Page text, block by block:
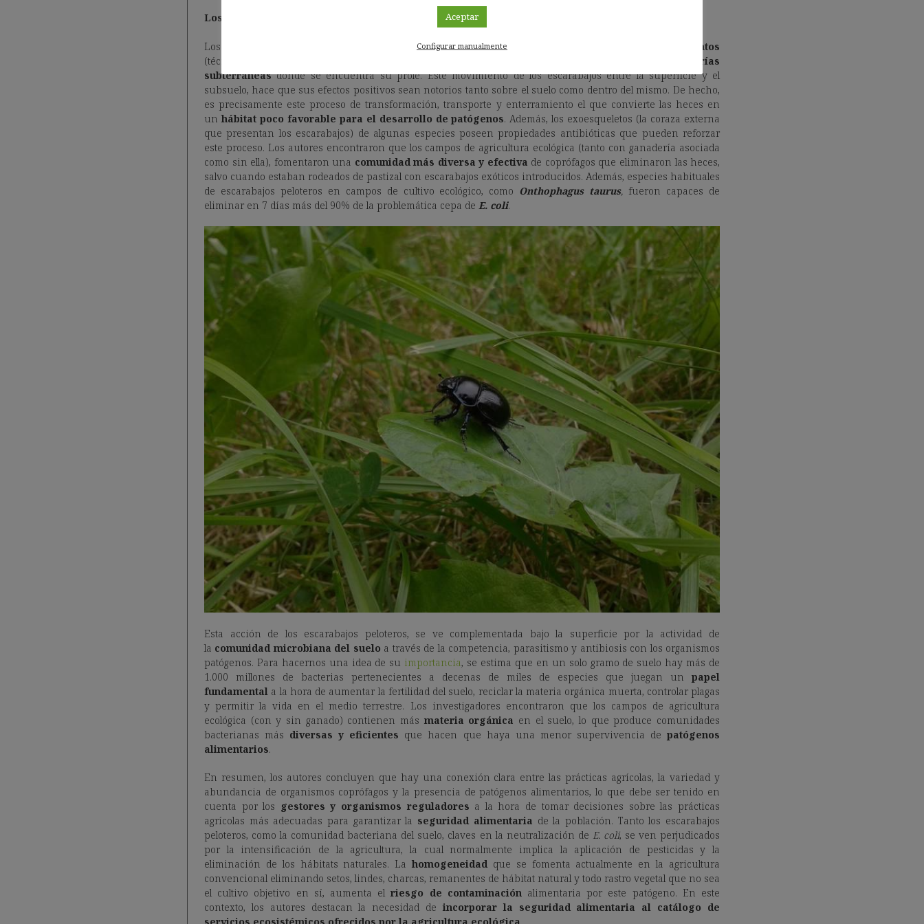
Los escarabajos peloteros y los microbios, los grandes protagonistas
Los son aquellos coleópteros que alimentan a sus larvas con
excrementos
(técnicamente, se conocen como coprófagos), desgajando porciones de estiércol y llevándolas a las
galerías
subterráneasdonde se encuentra su prole. Este movimiento de los escarabajos entre la superficie y el
subsuelo, hace que sus efectos positivos sean notorios tanto sobre el suelo como dentro del mismo. De hecho,
es precisamente este proceso de transformación, transporte y enterramiento el que convierte las heces en
un hábitat poco favorable para el desarrollo de patógenos. Además, los exoesqueletos (la coraza externa
que presentan los escarabajos) de algunas especies poseen propiedades antibióticas que pueden reforzar
este proceso. Los autores encontraron que los campos de agricultura ecológica (tanto con ganadería asociada
como sin ella), fomentaron una comunidad más diversa y efectiva de coprófagos que eliminaron las heces,
salvo cuando estaban rodeados de pastizal con escarabajos exóticos introducidos. Además, especies habituales
de escarabajos peloteros en campos de cultivo ecológico, como Onthophagus taurus, fueron capaces de
eliminar en 7 días más del 90% de la problemática cepa de E. coli.
Esta acción de los escarabajos peloteros, se ve complementada bajo la superficie por la actividad de
la comunidad microbiana del suelo a través de la competencia, parasitismo y antibiosis con los organismos
patógenos. Para hacernos una idea de su importancia, se estima que en un solo gramo de suelo hay más de
1.000 millones de bacterias pertenecientes a decenas de miles de especies que juegan un papel
fundamental a la hora de aumentar la fertilidad del suelo, reciclar la materia orgánica muerta, controlar plagas
y permitir la vida en el medio terrestre. Los investigadores encontraron que los campos de agricultura
ecológica (con y sin ganado) contienen más materia orgánica en el suelo, lo que produce comunidades
bacterianas más diversas y eficientes que hacen que haya una menor supervivencia depatógenos
alimentarios.
En resumen, los autores concluyen que hay una conexión clara entre las prácticas agrícolas, la variedad y
abundancia de organismos coprófagos y la presencia de patógenos alimentarios, lo que debe ser tenido en
cuenta por los gestores y organismos reguladores a la hora de tomar decisiones sobre las prácticas
agrícolas más adecuadas para garantizar la seguridad alimentaria de la población. Tanto los escarabajos
peloteros, como la comunidad bacteriana del suelo, claves en la neutralización de E. coli, se ven perjudicados
por la intensificación de la agricultura, la cual normalmente implica la aplicación de pesticidas y la
eliminación de los hábitats naturales. La homogeneidad que se fomenta actualmente en la agricultura
convencional eliminando setos, lindes, charcas, remanentes de hábitat natural y todo rastro vegetal que no sea
el cultivo objetivo en sí, aumenta el riesgo de contaminación alimentaria por este patógeno. En este
contexto, los autores destacan la necesidad de incorporar la seguridad alimentaria al catálogo de
Aceptar
Configurar manualmente